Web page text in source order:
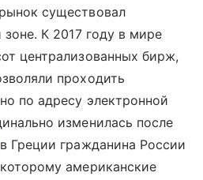
существовал
зоне. К 2017 году в мире
централизованных бирж,
проходить
по адресу электронной
изменилась после
в Греции гражданина России
американские